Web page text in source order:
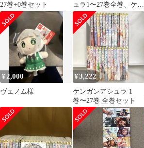
27巻+0巻セット
ュラ1〜27巻全巻、ケン
ガンオメガ1〜16巻
¥ 2,000
ヴェノム様
¥3,222
ケンガンアシュラ 1
巻〜27巻 全巻セット